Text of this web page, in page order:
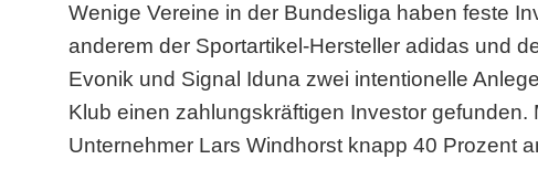
Wenige Vereine in der Bundesliga haben feste
anderem der Sportartikel-Hersteller adidas und
Evonik und Signal Iduna zwei intentionelle
Klub einen zahlungskräftigen Investor
Unternehmer Lars Windhorst knapp 40 Prozent